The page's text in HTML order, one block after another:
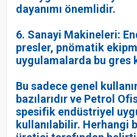
dayanımı önemlidir.
6. Sanayi Makineleri:
presler, pnömatik
uygulamalarda bu gres
Bu sadece genel
bazılarıdır ve Petrol
spesifik endüstriyel
kullanılabilir. Herhangi